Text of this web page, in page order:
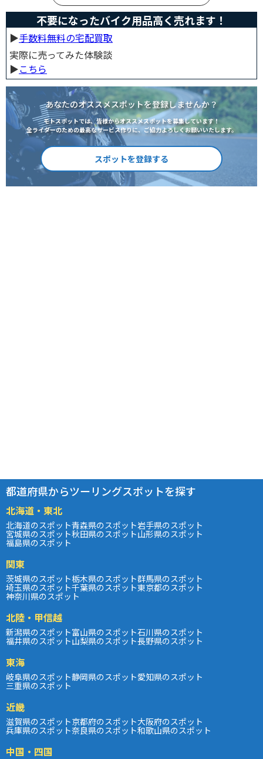
不要になったバイク用品高く売れます！
▶︎手数料無料の宅配買取
実際に売ってみた体験談
▶︎こちら
あなたのオススメスポットを登録しませんか？
モトスポットでは、皆様からオススメスポットを募集しています！
全ライダーのための最高なサービス作りに、ご協力よろしくお願いいたします。
スポットを登録する
都道府県からツーリングスポットを探す
北海道・東北
北海道のスポット青森県のスポット岩手県のスポット
宮城県のスポット秋田県のスポット山形県のスポット
福島県のスポット
関東
茨城県のスポット栃木県のスポット群馬県のスポット
埼玉県のスポット千葉県のスポット東京都のスポット
神奈川県のスポット
北陸・甲信越
新潟県のスポット富山県のスポット石川県のスポット
福井県のスポット山梨県のスポット長野県のスポット
東海
岐阜県のスポット静岡県のスポット愛知県のスポット
三重県のスポット
近畿
滋賀県のスポット京都府のスポット大阪府のスポット
兵庫県のスポット奈良県のスポット和歌山県のスポット
中国・四国